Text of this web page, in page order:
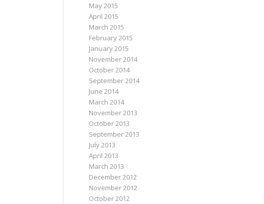
May 2015
April 2015
March 2015
February 2015
January 2015
November 2014
October 2014
September 2014
June 2014
March 2014
November 2013
October 2013
September 2013
July 2013
April 2013
March 2013
December 2012
November 2012
October 2012